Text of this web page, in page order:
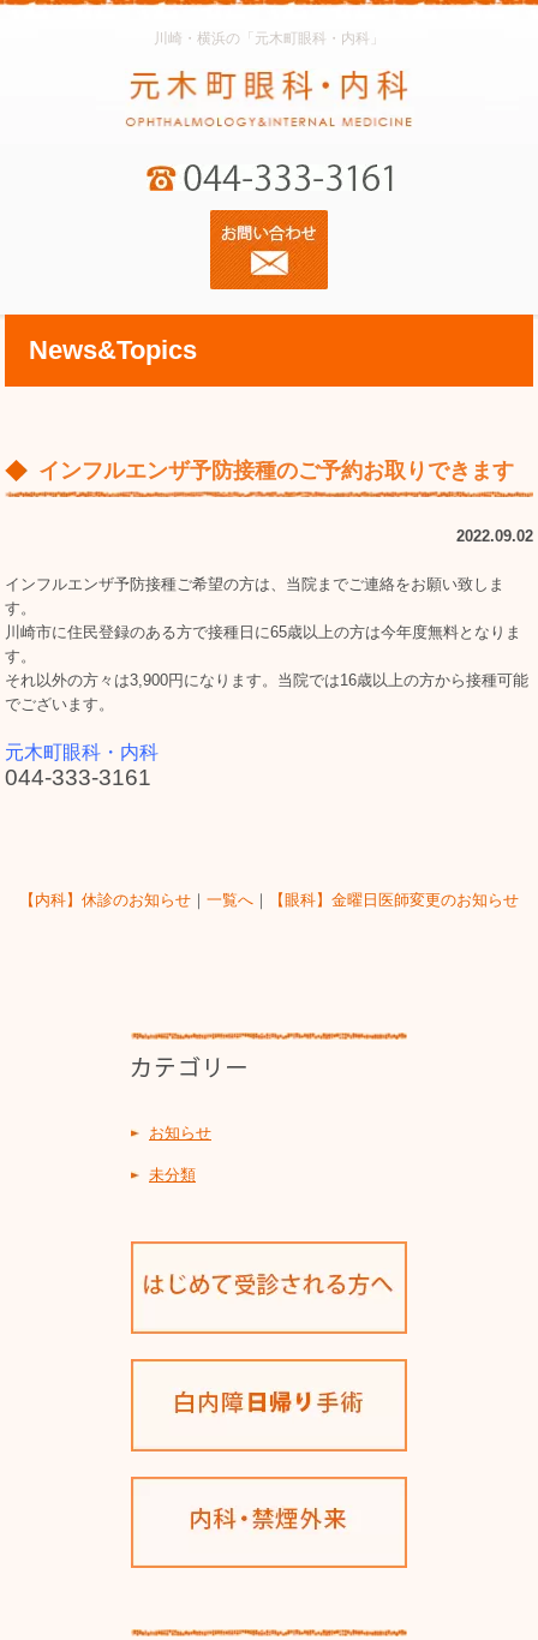
川崎・横浜の「元木町眼科・内科」
News&Topics
インフルエンザ予防接種のご予約お取りできます
2022.09.02
インフルエンザ予防接種ご希望の方は、当院までご連絡をお願い致しま
す。
川崎市に住民登録のある方で接種日に65歳以上の方は今年度無料となりま
す。
それ以外の方々は3,900円になります。当院では16歳以上の方から接種可能
でございます。
元木町眼科・内科
044-333-3161
【内科】休診のお知らせ ｜ 一覧へ ｜ 【眼科】金曜日医師変更のお知らせ
お知らせ
未分類